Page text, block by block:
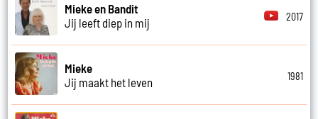
Mieke en Bandit
Jij leeft diep in mij
2017
Mieke
Jij maakt het leven
1981